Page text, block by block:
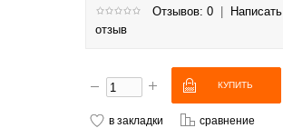
Отзывов: 0
Написать
отзыв
в закладки сравнение